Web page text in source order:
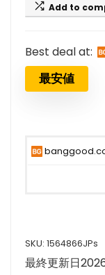
Add to
Best deal at:
最安値
SKU: 1564866JPs
最終更新日